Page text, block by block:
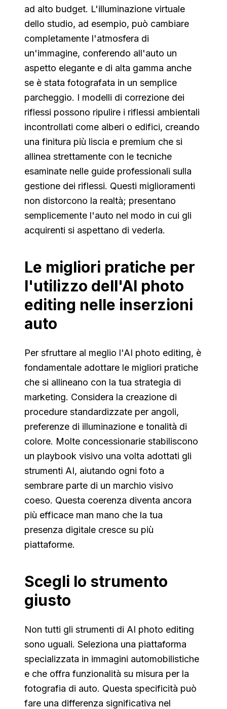
ad alto budget. L'illuminazione virtuale
dello studio, ad esempio, può cambiare
completamente l'atmosfera di
un'immagine, conferendo all'auto un
aspetto elegante e di alta gamma anche
se è stata fotografata in un semplice
parcheggio. I modelli di correzione dei
riflessi possono ripulire i riflessi ambientali
incontrollati come alberi o edifici, creando
una finitura più liscia e premium che si
allinea strettamente con le tecniche
esaminate nelle guide professionali sulla
gestione dei riflessi. Questi miglioramenti
non distorcono la realtà; presentano
semplicemente l'auto nel modo in cui gli
acquirenti si aspettano di vederla.
Le migliori pratiche per
l'utilizzo dell'AI photo
editing nelle inserzioni
auto
Per sfruttare al meglio l'AI photo editing, è
fondamentale adottare le migliori pratiche
che si allineano con la tua strategia di
marketing. Considera la creazione di
procedure standardizzate per angoli,
preferenze di illuminazione e tonalità di
colore. Molte concessionarie stabiliscono
un playbook visivo una volta adottati gli
strumenti AI, aiutando ogni foto a
sembrare parte di un marchio visivo
coeso. Questa coerenza diventa ancora
più efficace man mano che la tua
presenza digitale cresce su più
piattaforme.
Scegli lo strumento
giusto
Non tutti gli strumenti di AI photo editing
sono uguali. Seleziona una piattaforma
specializzata in immagini automobilistiche
e che offra funzionalità su misura per la
fotografia di auto. Questa specificità può
fare una differenza significativa nel